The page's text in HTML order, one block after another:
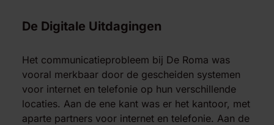
De Digitale Uitdagingen
Het communicatieprobleem bij De Roma was
vooral merkbaar door de gescheiden systemen
voor internet en telefonie op hun verschillende
locaties. Aan de ene kant was er het kantoor, met
aparte partners voor internet en telefonie. Aan de